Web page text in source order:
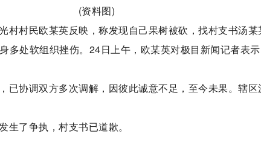
(资料图)
村村民欧某英反映，称发现自己果树被砍，找村支书汤
多处软组织挫伤。24日上午，欧某英对极目新闻记者表
已协调双方多次调解，因彼此诚意不足，至今未果。辖
生了争执，村支书已道歉。